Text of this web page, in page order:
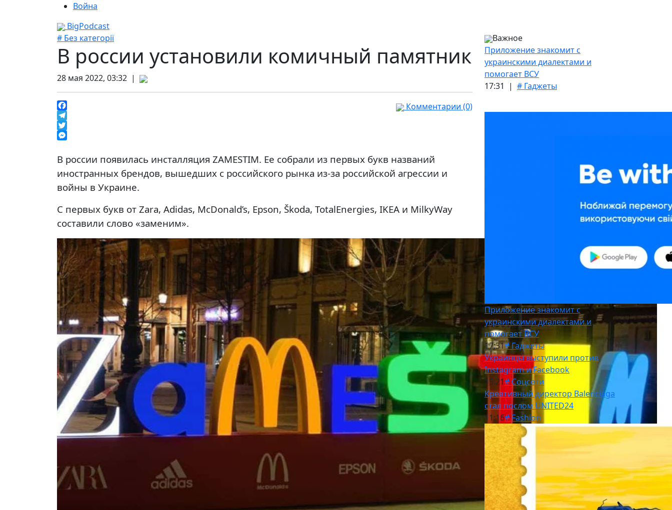
Война
BigPodcast
# Без категорії
В россии установили комичный памятник
28 мая 2022, 03:32 |
Facebook
Telegram
Twitter
Комментарии (0)
В россии появилась инсталляция ZAMESTIM. Ее собрали из первых букв названий
иностранных брендов, вышедших с российского рынка из-за российской агрессии и
войны в Украине.
С первых букв от Zara, Adidas, McDonald’s, Epson, Škoda, TotalEnergies, IKEA и MilkyWay
составили слово «заменим».
Важное
Приложение знакомит с
украинскими диалектами и
помогает ВСУ
17:31 | # Гаджеты
Приложение знакомит с
украинскими диалектами и
помогает ВСУ
17:31# Гаджеты
Украинцы выступили против
Instagram и Facebook
15:21# Соцсети
Креативный директор Balenciaga
стал послом UNITED24
11:16# Fashion